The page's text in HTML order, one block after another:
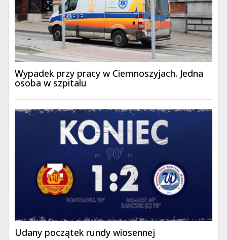
Wypadek przy pracy w Ciemnoszyjach. Jedna
osoba w szpitalu
Udany początek rundy wiosennej